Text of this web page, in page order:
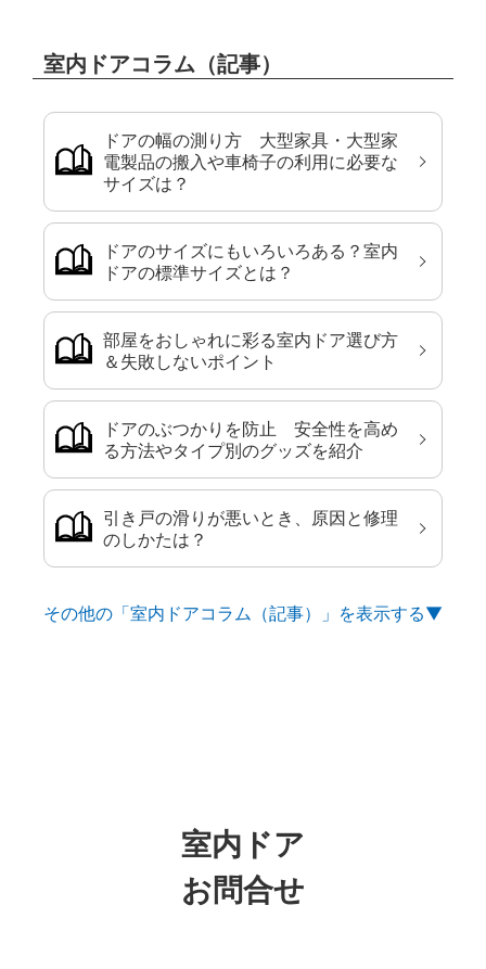
室内ドアコラム（記事）
ドアの幅の測り方 大型家具・大型家
電製品の搬入や車椅子の利用に必要な
サイズは？
ドアのサイズにもいろいろある？室内
ドアの標準サイズとは？
部屋をおしゃれに彩る室内ドア選び方
＆失敗しないポイント
ドアのぶつかりを防止 安全性を高め
る方法やタイプ別のグッズを紹介
引き戸の滑りが悪いとき、原因と修理
のしかたは？
その他の「室内ドアコラム（記事）」を
室内ドア
お問合せ